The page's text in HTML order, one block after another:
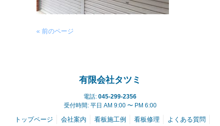
« 前のページ
有限会社タツミ
電話: 045-299-2356
受付時間: 平日 AM 9:00 〜 PM 6:00
トップページ 会社案内 看板施工例 看板修理 よくある質問